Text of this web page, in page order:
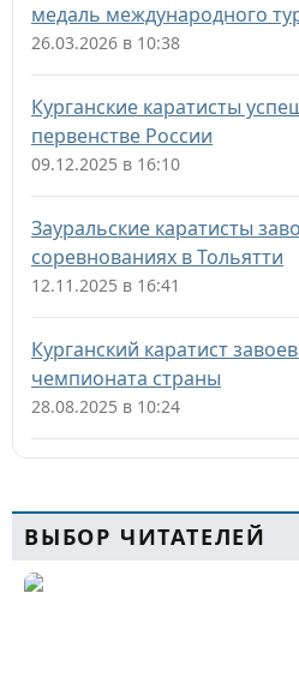
медаль международного
26.03.2026 в 10:38
Курганские каратисты
первенстве России
09.12.2025 в 16:10
Зауральские каратисты
соревнованиях в Тольятти
12.11.2025 в 16:41
Курганский каратист
чемпионата страны
28.08.2025 в 10:24
ВЫБОР ЧИТАТЕЛЕЙ